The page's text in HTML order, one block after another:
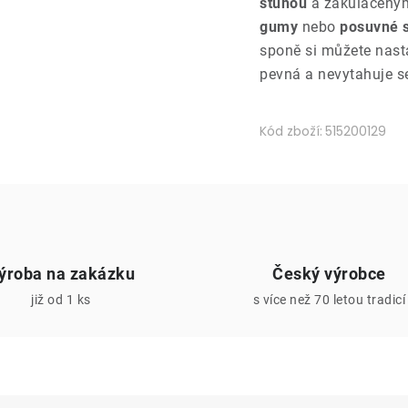
gumy nebo posuvné
sponě si můžete
pevná a nevytahuje
Kód zboží: 515200129
na zakázku
již od 1 ks
Český výrobce
s více než 70 letou tradicí